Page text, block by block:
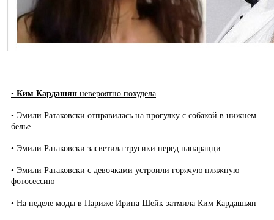
• Ким Кардашян невероятно похудела
• Эмили Ратаковски отправилась на прогулку с собакой в нижнем
белье
• Эмили Ратаковски засветила трусики перед папарацци
• Эмили Ратаковски с девочками устроили горячую пляжную
фотосессию
• На неделе моды в Париже Ирина Шейк затмила Ким Кардашьян